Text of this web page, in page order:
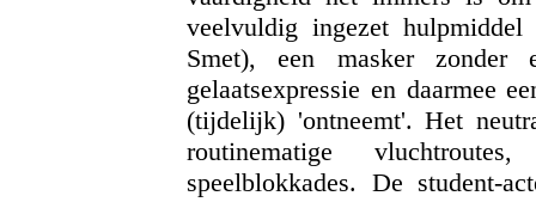
veelvuldig ingezet
Smet), een masker
gelaatsexpressie en daarmee
(tijdelijk) 'ontneemt'. Het
routinematige
speelblokkades. De student-